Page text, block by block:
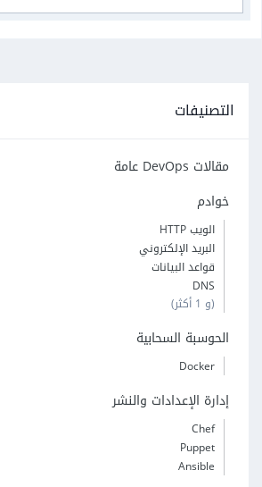
التصنيفات
مقالات DevOps عامة
خوادم
الويب HTTP
البريد الإلكتروني
قواعد البيانات
DNS
(و 1 أكثر)
الحوسبة السحابية
Docker
إدارة الإعدادات والنشر
Chef
Puppet
Ansible